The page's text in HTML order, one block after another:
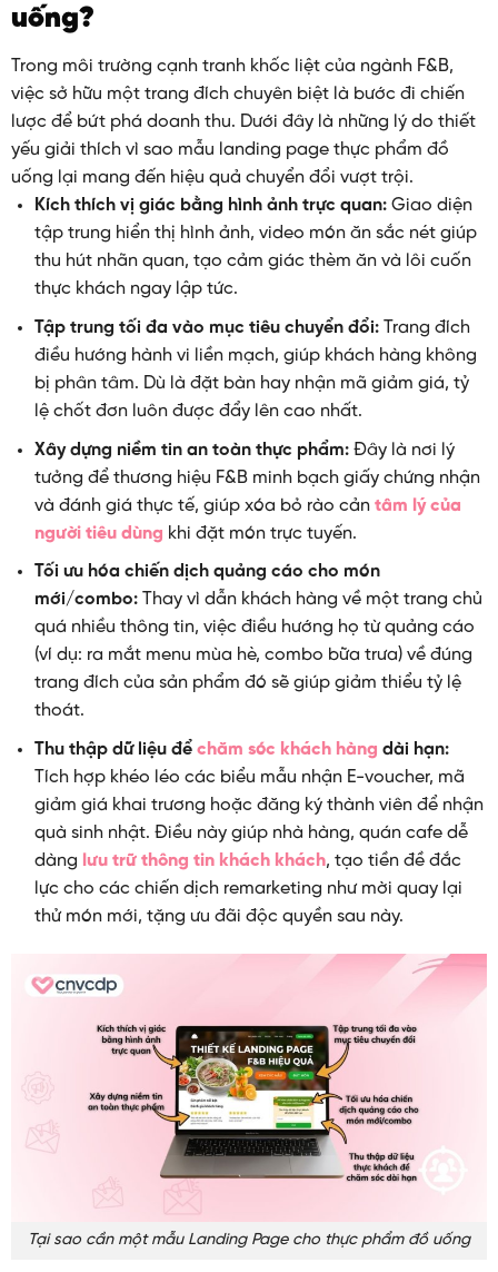
uống?
Trong môi trường cạnh tranh khốc liệt của ngành F&B,
việc sở hữu một trang đích chuyên biệt là bước đi chiến
lược để bứt phá doanh thu. Dưới đây là những lý do thiết
yếu giải thích vì sao mẫu landing page thực phẩm đồ
uống lại mang đến hiệu quả chuyển đổi vượt trội.
Kích thích vị giác bằng hình ảnh trực quan:Giao diện
tập trung hiển thị hình ảnh, video món ăn sắc nét giúp
thu hút nhãn quan, tạo cảm giác thèm ăn và lôi cuốn
thực khách ngay lập tức.
Tập trung tối đa vào mục tiêu chuyển đổi:Trang đích
điều hướng hành vi liền mạch, giúp khách hàng không
bị phân tâm. Dù là đặt bàn hay nhận mã giảm giá, tỷ
lệ chốt đơn luôn được đẩy lên cao nhất.
Xây dựng niềm tin an toàn thực phẩm:Đây là nơi lý
tưởng để thương hiệu F&B minh bạch giấy chứng nhận
và đánh giá thực tế, giúp xóa bỏ rào cản tâm lý của
người tiêu dùng khi đặt món trực tuyến.
Tối ưu hóa chiến dịch quảng cáo cho món
mới/combo:Thay vì dẫn khách hàng về một trang chủ
quá nhiều thông tin, việc điều hướng họ từ quảng cáo
(ví dụ: ra mắt menu mùa hè, combo bữa trưa) về đúng
trang đích của sản phẩm đó sẽ giúp giảm thiểu tỷ lệ
thoát.
Thu thập dữ liệu để chăm sóc khách hàng dài hạn:
Tích hợp khéo léo các biểu mẫu nhận E-voucher, mã
giảm giá khai trương hoặc đăng ký thành viên để nhận
quà sinh nhật. Điều này giúp nhà hàng, quán cafe dễ
dàng lưu trữ thông tin khách khách, tạo tiền đề đắc
lực cho các chiến dịch remarketing như mời quay lại
thử món mới, tặng ưu đãi độc quyền sau này.
Tại sao cần một mẫu Landing Page cho thực phẩm đồ uống